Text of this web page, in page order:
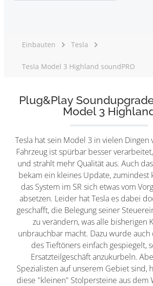
Einbauten Tesla
Tesla Model 3 Highland soundPRO
Plug&Play
Model 3
Tesla hat sein Model 3 in vielen Dingen
Fahrzeug ist spürbar besser
und strahlt mehr Qualität aus. Auch
bekam ein kleines Update, zumindest
das System im SR sich etwas vom
absetzen. Leider hat Tesla es dabei
geschafft, die Belegung seiner
zu verändern, was alle bisherigen
unbrauchbar macht. Dazu wurde auch
des Tieftöners einfach gespiegelt,
Ersatzteilgeschäft anzukurbeln.
Spezialisten auf unserem Gebiet sind,
diese "kleinen" Stolpersteine aus dem